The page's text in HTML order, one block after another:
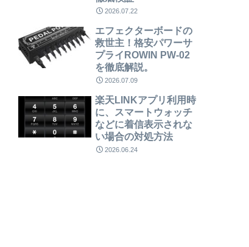
2026.07.22
エフェクターボードの
救世主！格安パワーサ
プライROWIN PW-02
を徹底解説。
2026.07.09
楽天LINKアプリ利用時
に、スマートウォッチ
などに着信表示されな
い場合の対処方法
2026.06.24